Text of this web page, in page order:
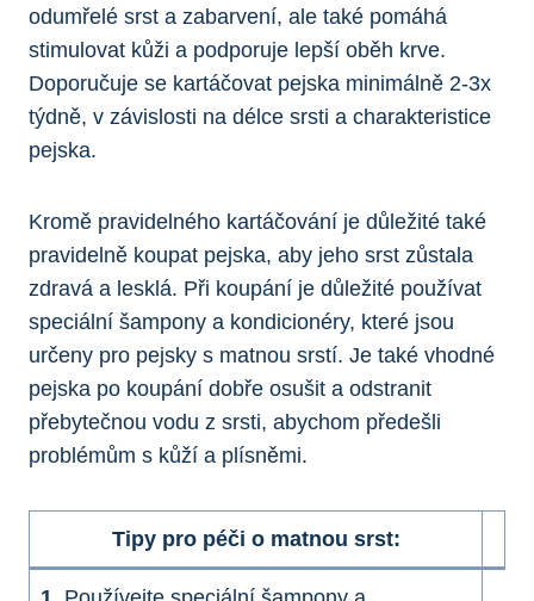
odumřelé‍ srst a zabarvení, ale také⁢ pomáhá
stimulovat kůži a podporuje ​lepší ⁤oběh krve.
Doporučuje se kartáčovat​ pejska ‍minimálně 2-3x
⁢týdně, v závislosti na​ délce srsti a charakteristice
pejska.
Kromě pravidelného ⁢kartáčování je důležité také
pravidelně koupat pejska, aby jeho⁢ srst‌ zůstala
zdravá a ⁢lesklá. Při koupání je důležité používat
speciální šampony⁢ a​ kondicionéry, ​které⁢ jsou
určeny pro pejsky ⁤s ⁢matnou srstí. Je ‌také vhodné
pejska po koupání dobře‌ osušit ⁤a odstranit
přebytečnou vodu z‍ srsti, abychom předešli‍
problémům s ‍kůží a plísněmi.
Tipy pro péči⁤ o ​matnou srst: